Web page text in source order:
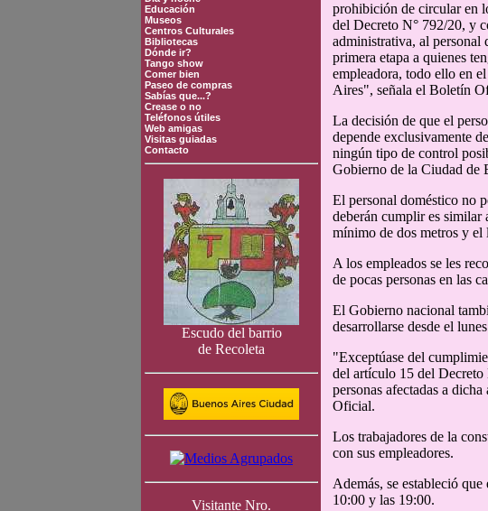
Educación
Museos
Centros Culturales
Bibliotecas
Dónde ir?
Tango show
Comer bien
Paseo de compras
Sabías que...?
Crease o no
Teléfonos útiles
Web amigas
Visitas guiadas
Contacto
Escudo del barrio
de Recoleta
Visitante Nro.
prohibición de circular en
del Decreto N° 792/20, y
administrativa, al personal
primera etapa a quienes
empleadora, todo ello en
Aires", señala el Boletín
La decisión de que el
depende exclusivamente
ningún tipo de control
Gobierno de la Ciudad de
El personal doméstico no
deberán cumplir es similar
mínimo de dos metros y el
A los empleados se les
de pocas personas en las
El Gobierno nacional
desarrollarse desde el
"Exceptúase del
del artículo 15 del Decreto
personas afectadas a
Oficial.
Los trabajadores de la
con sus empleadores.
Además, se estableció
10:00 y las 19:00.